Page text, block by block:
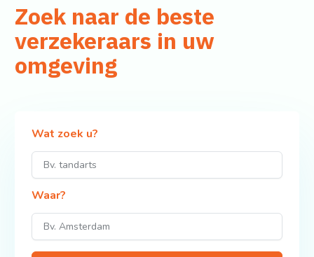
Zoek naar de beste
verzekeraars in uw
omgeving
Wat zoek u?
Waar?